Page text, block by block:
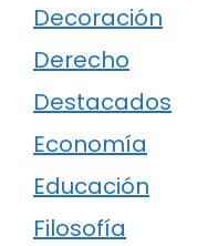
Decoración
Derecho
Destacados
Economía
Educación
Filosofía